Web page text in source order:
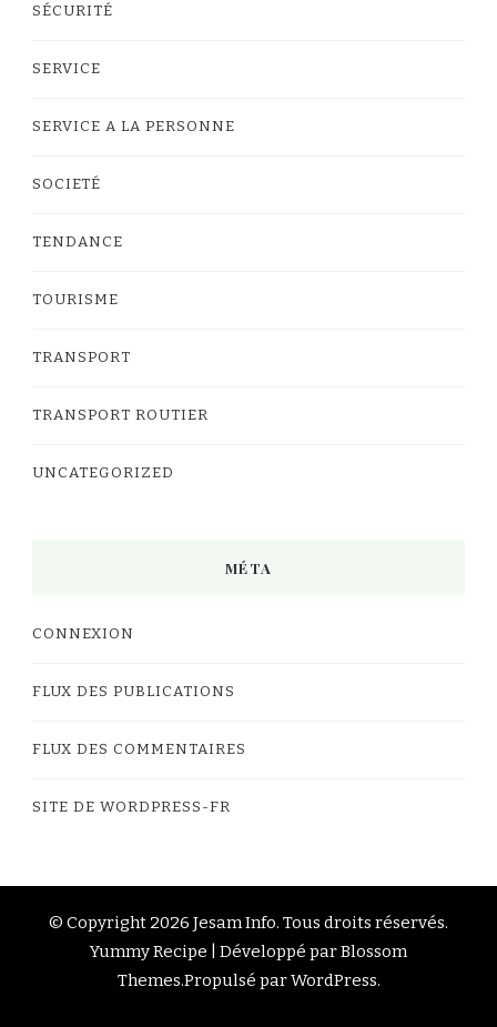
SÉCURITÉ
SERVICE
SERVICE A LA PERSONNE
SOCIETÉ
TENDANCE
TOURISME
TRANSPORT
TRANSPORT ROUTIER
UNCATEGORIZED
MÉTA
CONNEXION
FLUX DES PUBLICATIONS
FLUX DES COMMENTAIRES
SITE DE WORDPRESS-FR
© Copyright 2026 Jesam Info. Tous droits réservés.
Yummy Recipe | Développé parBlossom
Themes.Propulsé parWordPress.